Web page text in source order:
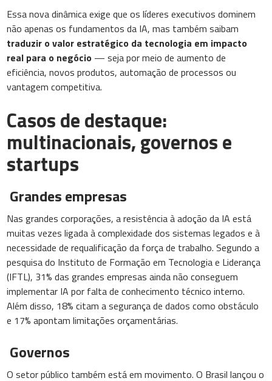
Essa nova dinâmica exige que os líderes executivos dominem
não apenas os fundamentos da IA, mas também saibam
traduzir o valor estratégico da tecnologia em impacto
real para o negócio — seja por meio de aumento de
eficiência, novos produtos, automação de processos ou
vantagem competitiva.
Casos de destaque:
multinacionais, governos e
startups
Grandes empresas
Nas grandes corporações, a resistência à adoção da IA está
muitas vezes ligada à complexidade dos sistemas legados e à
necessidade de requalificação da força de trabalho. Segundo a
pesquisa do Instituto de Formação em Tecnologia e Liderança
(IFTL), 31% das grandes empresas ainda não conseguem
implementar IA por falta de conhecimento técnico interno.
Além disso, 18% citam a segurança de dados como obstáculo
e 17% apontam limitações orçamentárias.
Governos
O setor público também está em movimento. O Brasil lançou o